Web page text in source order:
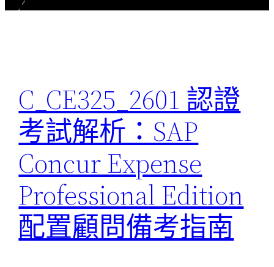
C_CE325_2601 認證
考試解析：SAP
Concur Expense
Professional Edition
配置顧問備考指南